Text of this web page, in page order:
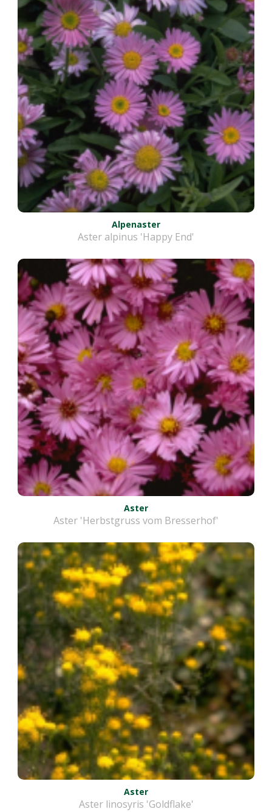
Alpenaster
Aster alpinus 'Happy End'
Aster
Aster 'Herbstgruss vom Bresserhof'
Aster
Aster linosyris 'Goldflake'